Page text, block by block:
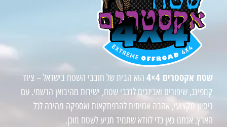
שטח אקסטרים 4×4
הוא הבית של חובבי השטח בישראל – ציוד
קמפינג, שיפורים ואביזרים לרכבי שטח, ישירות מהיבואן הרשמי. עם
ניסיון מקצועי, אהבה אמיתית להרפתקאות ואספקה מהירה לכל
הארץ, אנחנו כאן כדי לוודא שתמיד תגיע לשטח מוכן.